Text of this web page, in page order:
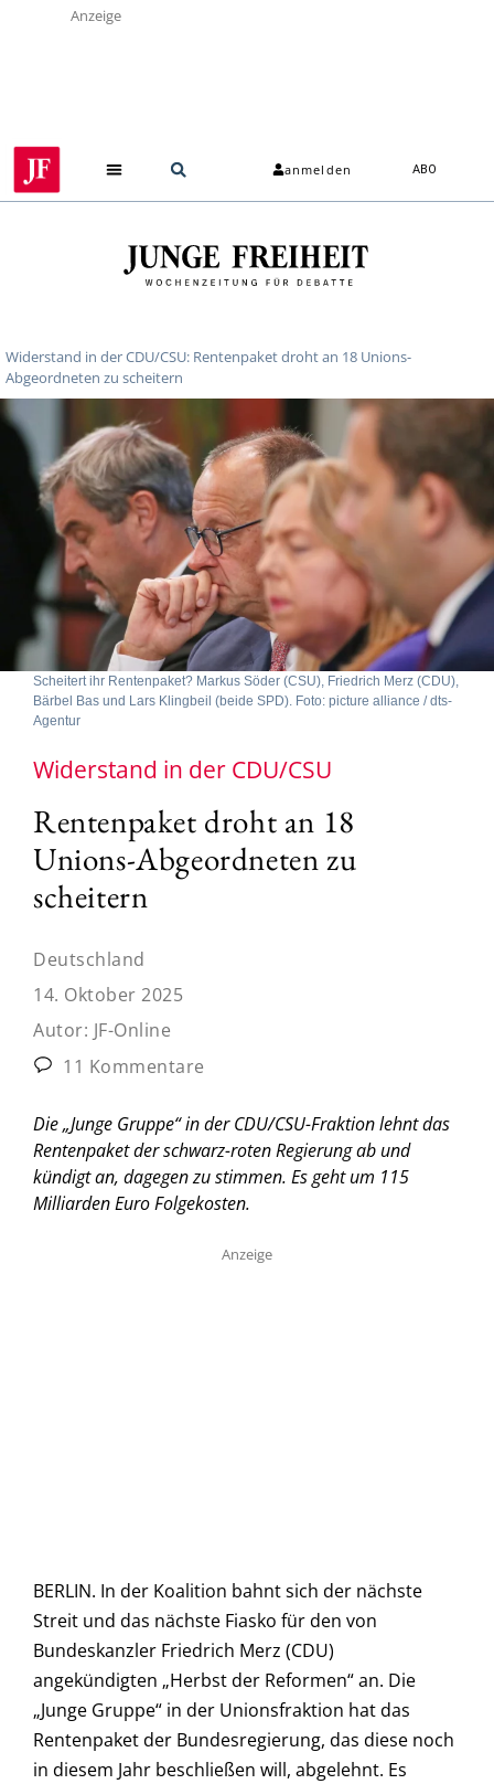
Anzeige
anmelden ABO
Widerstand in der CDU/CSU: Rentenpaket droht an 18 Unions-
Abgeordneten zu scheitern
Scheitert ihr Rentenpaket? Markus Söder (CSU), Friedrich Merz (CDU),
Bärbel Bas und Lars Klingbeil (beide SPD). Foto: picture alliance / dts-
Agentur
Widerstand in der CDU/CSU
Rentenpaket droht an 18
Unions-Abgeordneten zu
scheitern
Deutschland
14. Oktober 2025
Autor: JF-Online
11 Kommentare
Die „Junge Gruppe“ in der CDU/CSU-Fraktion lehnt das
Rentenpaket der schwarz-roten Regierung ab und
kündigt an, dagegen zu stimmen. Es geht um 115
Milliarden Euro Folgekosten.
Anzeige
BERLIN. In der Koalition bahnt sich der nächste
Streit und das nächste Fiasko für den von
Bundeskanzler Friedrich Merz (CDU)
angekündigten „Herbst der Reformen“ an. Die
„Junge Gruppe“ in der Unionsfraktion hat das
Rentenpaket der Bundesregierung, das diese noch
in diesem Jahr beschließen will, abgelehnt. Es